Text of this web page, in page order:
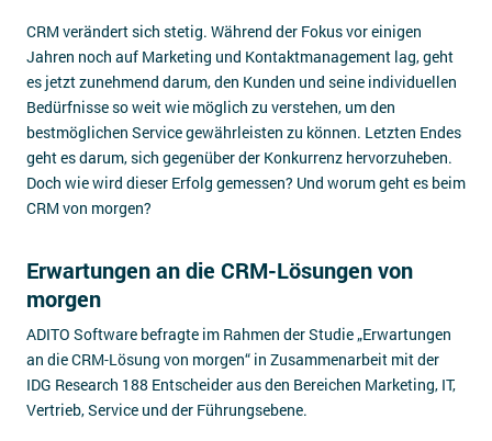
CRM verändert sich stetig. Während der Fokus vor einigen
Jahren noch auf Marketing und Kontaktmanagement lag, geht
es jetzt zunehmend darum, den Kunden und seine individuellen
Bedürfnisse so weit wie möglich zu verstehen, um den
bestmöglichen Service gewährleisten zu können. Letzten Endes
geht es darum, sich gegenüber der Konkurrenz hervorzuheben.
Doch wie wird dieser Erfolg gemessen? Und worum geht es beim
CRM von morgen?
Erwartungen an die CRM-Lösungen von
morgen
ADITO Software befragte im Rahmen der Studie „Erwartungen
an die CRM-Lösung von morgen“ in Zusammenarbeit mit der
IDG Research 188 Entscheider aus den Bereichen Marketing, IT,
Vertrieb, Service und der Führungsebene.